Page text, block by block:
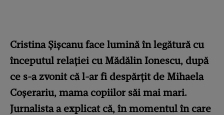
Cristina Șișcanu face lumină în legătură cu
începutul relației cu Mădălin Ionescu, după
ce s-a zvonit că l-ar fi despărțit de Mihaela
Coșerariu, mama copiilor săi mai mari.
Jurnalista a explicat că, în momentul în care